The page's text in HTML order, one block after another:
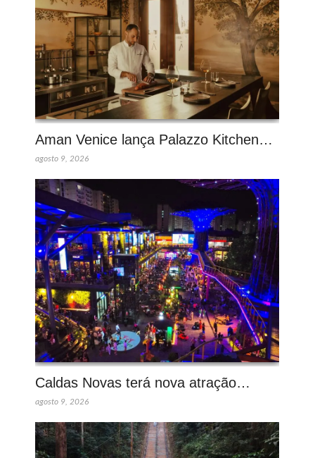
Aman Venice lança Palazzo Kitchen…
agosto 9, 2026
Caldas Novas terá nova atração…
agosto 9, 2026